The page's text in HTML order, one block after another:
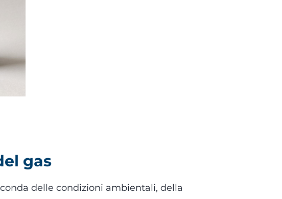
gas
delle condizioni ambientali, della